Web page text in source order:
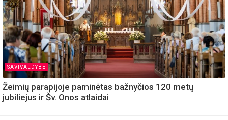
SAVIVALDYBE
Žeimių parapijoje paminėtas bažnyčios 120 metų
jubiliejus ir Šv. Onos atlaidai